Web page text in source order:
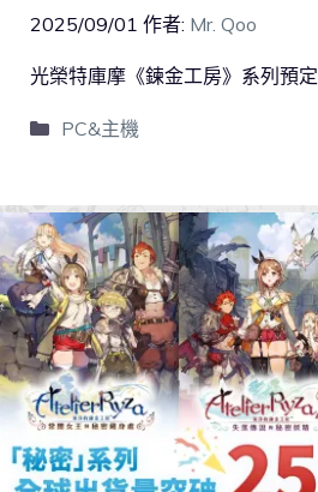
2025/09/01 作者: Mr. Qoo
光榮特庫摩《鍊金工房》系列預
PC&主機